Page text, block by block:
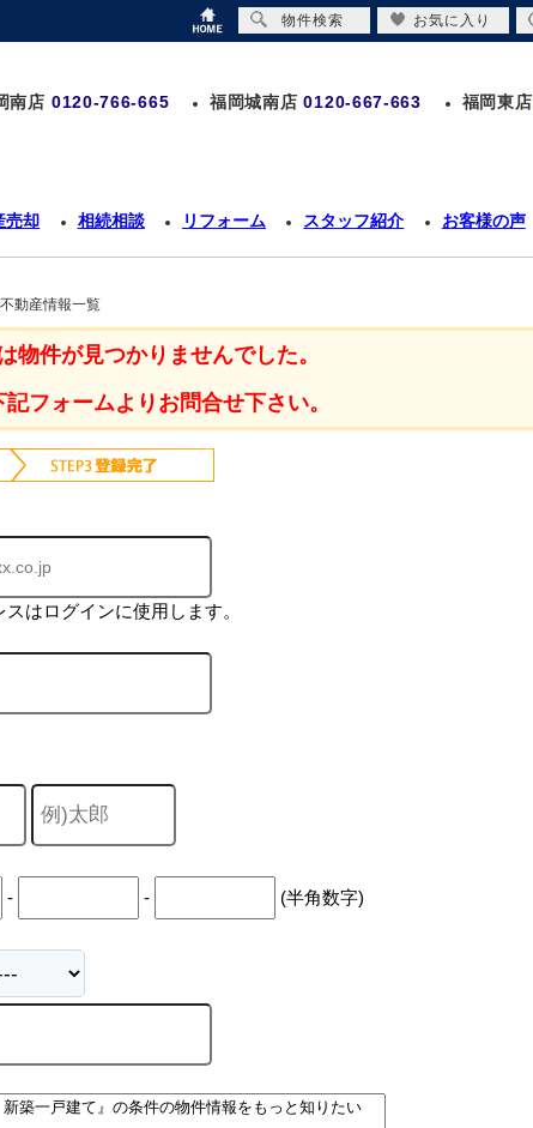
南店 0120-766-665 福岡城南店 0120-667-663 福岡東店
売却 相続相談 リフォーム スタッフ紹介 お客様の声
動産情報一覧
物件が見つかりませんでした。
フォームよりお問合せ下さい。
はログインに使用します。
- - (半角数字)
物件検索 お気に入り